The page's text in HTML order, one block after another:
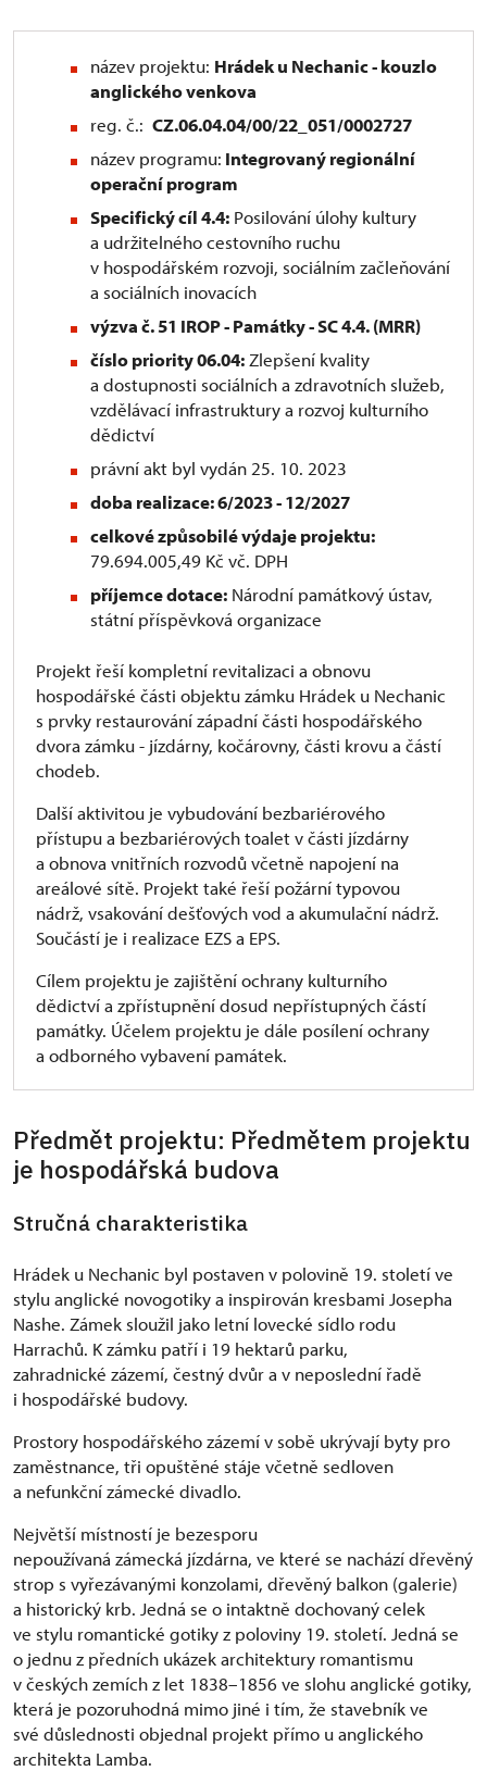
název projektu: Hrádek u Nechanic - kouzlo
anglického venkova
reg. č.: CZ.06.04.04/00/22_051/0002727
název programu: Integrovaný regionální
operační program
Specifický cíl 4.4: Posilování úlohy kultury
a udržitelného cestovního ruchu
v hospodářském rozvoji, sociálním začleňování
a sociálních inovacích
výzva č. 51 IROP - Památky - SC 4.4. (MRR)
číslo priority 06.04: Zlepšení kvality
a dostupnosti sociálních a zdravotních služeb,
vzdělávací infrastruktury a rozvoj kulturního
dědictví
právní akt byl vydán 25. 10. 2023
doba realizace: 6/2023 - 12/2027
celkové způsobilé výdaje projektu:
79.694.005,49 Kč vč. DPH
příjemce dotace: Národní památkový ústav,
státní příspěvková organizace
Projekt řeší kompletní revitalizaci a obnovu
hospodářské části objektu zámku Hrádek u Nechanic
s prvky restaurování západní části hospodářského
dvora zámku - jízdárny, kočárovny, části krovu a částí
chodeb.
Další aktivitou je vybudování bezbariérového
přístupu a bezbariérových toalet v části jízdárny
a obnova vnitřních rozvodů včetně napojení na
areálové sítě. Projekt také řeší požární typovou
nádrž, vsakování dešťových vod a akumulační nádrž.
Součástí je i realizace EZS a EPS.
Cílem projektu je zajištění ochrany kulturního
dědictví a zpřístupnění dosud nepřístupných částí
památky. Účelem projektu je dále posílení ochrany
a odborného vybavení památek.
Předmět projektu: Předmětem projektu
je hospodářská budova
Stručná charakteristika
Hrádek u Nechanic byl postaven v polovině 19. století ve
stylu anglické novogotiky a inspirován kresbami Josepha
Nashe. Zámek sloužil jako letní lovecké sídlo rodu
Harrachů. K zámku patří i 19 hektarů parku,
zahradnické zázemí, čestný dvůr a v neposlední řadě
i hospodářské budovy.
Prostory hospodářského zázemí v sobě ukrývají byty pro
zaměstnance, tři opuštěné stáje včetně sedloven
a nefunkční zámecké divadlo.
Největší místností je bezesporu
nepoužívaná zámecká jízdárna, ve které se nachází dřevěný
strop s vyřezávanými konzolami, dřevěný balkon (galerie)
a historický krb. Jedná se o intaktně dochovaný celek
ve stylu romantické gotiky z poloviny 19. století. Jedná se
o jednu z předních ukázek architektury romantismu
v českých zemích z let 1838–1856 ve slohu anglické gotiky,
která je pozoruhodná mimo jiné i tím, že stavebník ve
své důslednosti objednal projekt přímo u anglického
architekta Lamba.